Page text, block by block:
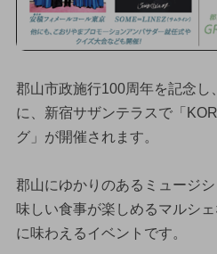
郡山市政施行100周年を記念し
に、新宿サザンテラスで「
グ」が開催されます。
郡山にゆかりのあるミュージ
味しい食事が楽しめるマルシ
に味わえるイベントです。